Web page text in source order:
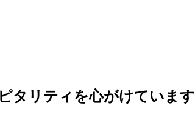
タリティを心がけています